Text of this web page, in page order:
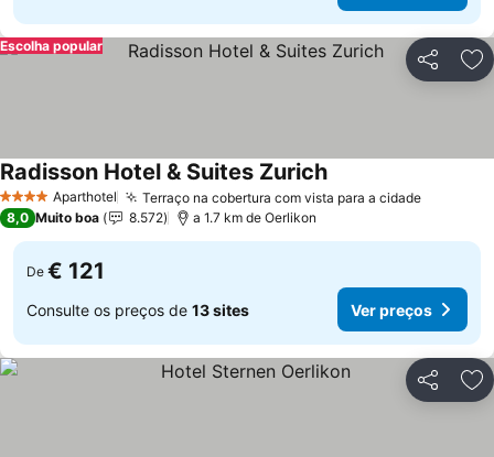
Partilhar
Escolha popular
4 EstrelasAparthotel Terraço na cobertura com vista para a cidade
Radisson Hotel & Suites Zurich
8,0 Muito boa 8.572 a 1.7 km de Oerlikon
De € 121
Consulte os preços de 13 sites Ver preços
Partilhar